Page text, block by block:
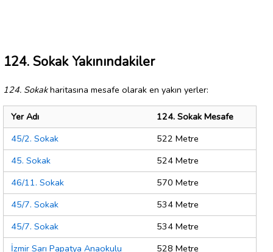
124. Sokak Yakınındakiler
124. Sokakharitasına mesafe olarak en yakın yerler:
Yer Adı
124. Sokak Mesafe
45/2. Sokak
522 Metre
45. Sokak
524 Metre
46/11. Sokak
570 Metre
45/7. Sokak
534 Metre
45/7. Sokak
534 Metre
İzmir Sarı Papatya Anaokulu
528 Metre